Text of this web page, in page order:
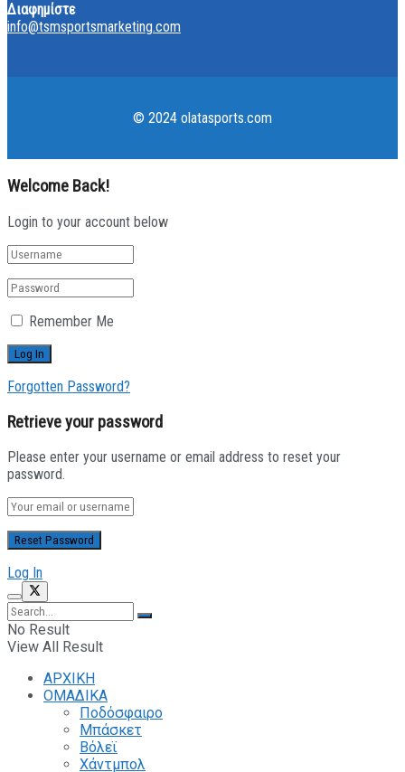
Διαφημίστε
info@tsmsportsmarketing.com
© 2024 olatasports.com
Welcome Back!
Login to your account below
Remember Me
Forgotten Password?
Retrieve your password
Please enter your username or email address to reset your
password.
Log In
No Result
View All Result
ΑΡΧΙΚΗ
ΟΜΑΔΙΚΑ
Ποδόσφαιρο
Μπάσκετ
Βόλεϊ
Χάντμπολ